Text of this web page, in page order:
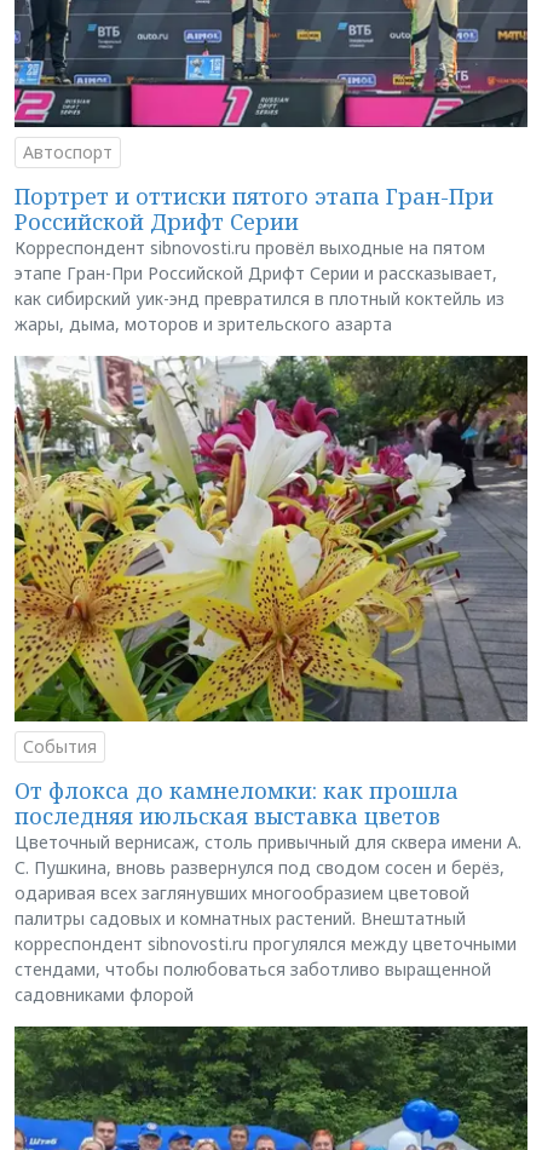
Автоспорт
Портрет и оттиски пятого этапа Гран-При
Российской Дрифт Серии
Корреспондент sibnovosti.ru провёл выходные на пятом
этапе Гран-При Российской Дрифт Серии и рассказывает,
как сибирский уик-энд превратился в плотный коктейль из
жары, дыма, моторов и зрительского азарта
События
От флокса до камнеломки: как прошла
последняя июльская выставка цветов
Цветочный вернисаж, столь привычный для сквера имени А.
С. Пушкина, вновь развернулся под сводом сосен и берёз,
одаривая всех заглянувших многообразием цветовой
палитры садовых и комнатных растений. Внештатный
корреспондент sibnovosti.ru прогулялся между цветочными
стендами, чтобы полюбоваться заботливо выращенной
садовниками флорой